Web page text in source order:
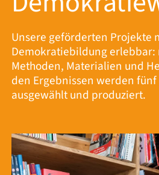
Unsere geförderten Projekte
Demokratiebildung
Methoden, Materialien und
den Ergebnissen werden fünf
ausgewählt und produziert.